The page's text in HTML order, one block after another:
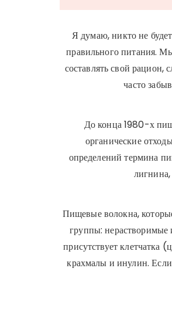
Я думаю, никто не
правильного питания.
составлять свой рацион,
часто
До конца 1980-х
органические
определений термина
Пищевые волокна,
группы:
присутствует
крахмалы и инулин.